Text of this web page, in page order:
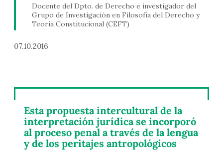
Docente del Dpto. de Derecho e investigador del
Grupo de Investigación en Filosofía del Derecho y
Teoría Constitucional (CEFT)
07.10.2016
Esta propuesta intercultural de la
interpretación jurídica se incorporó
al proceso penal a través de la lengua
y de los peritajes antropológicos